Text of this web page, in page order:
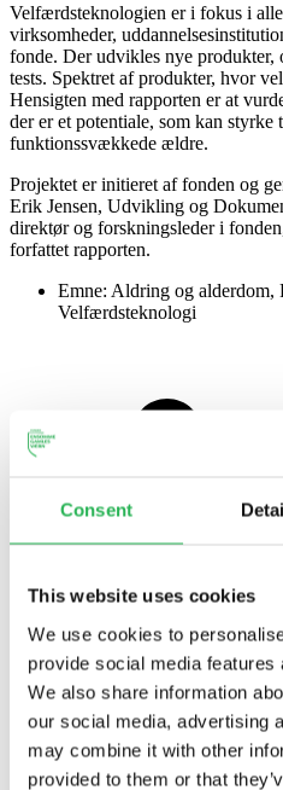
Consent
This website uses cookies
We use cookies to
provide social media
We also share information
our social media, advertising
may combine it with other
provided to them or that
Velfærdsteknologien er i fokus i
virksomheder,
fonde. Der udvikles nye produkter,
tests. Spektret af produkter, hvor
Hensigten med rapporten er at
der er et potentiale, som kan
funktionssvækkede ældre.
Projektet er initieret af fonden og
Erik Jensen, Udvikling og
direktør og forskningsleder i
forfattet rapporten.
Emne: Aldring og alderdom,
Velfærdsteknologi